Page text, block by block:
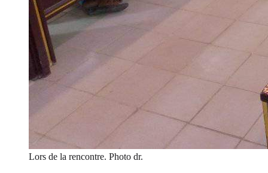
Lors de la rencontre. Photo dr.